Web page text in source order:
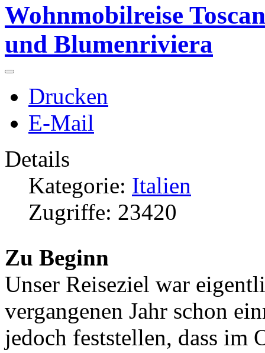
Wohnmobilreise
und Blumenriviera
Drucken
E-Mail
Details
Kategorie: Italien
Zugriffe: 23420
Zu Beginn
Unser Reiseziel war
vergangenen Jahr schon
jedoch feststellen, dass im